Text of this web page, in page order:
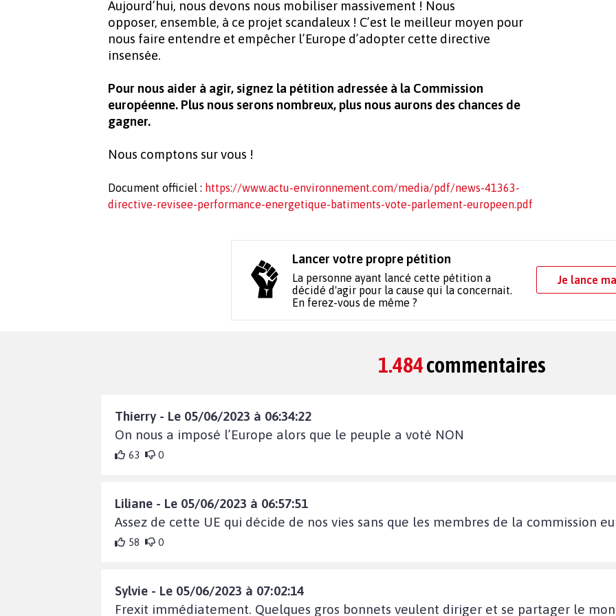
Aujourd’hui, nous devons nous mobiliser massivement ! Nous
opposer, ensemble, à ce projet scandaleux ! C’est le meilleur moyen pour
nous faire entendre et empêcher l’Europe d’adopter cette directive
insensée.
Pour nous aider à agir, signez la pétition adressée à la Commission
européenne. Plus nous serons nombreux, plus nous aurons des chances de
gagner.
Nous comptons sur vous !
Document officiel : https://www.actu-environnement.com/media/pdf/news-41363-
directive-revisee-performance-energetique-batiments-vote-parlement-europeen.pdf
Lancer votre propre pétition
La personne ayant lancé cette pétition a
décidé d'agir pour la cause qui la concernait.
En ferez-vous de même ?
Je lance
1.484commentaires
Thierry - Le 05/06/2023 à 06:34:22
On nous a imposé l’Europe alors que le peuple a voté NON
63 0
Liliane - Le 05/06/2023 à 06:57:51
Assez de cette UE qui décide de nos vies sans que les membres de la commission
58 0
Sylvie - Le 05/06/2023 à 07:02:14
Frexit immédiatement. Quelques gros bonnets veulent diriger et se partager le